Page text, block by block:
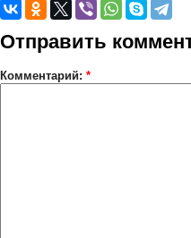
Отправить
Комментарий: *